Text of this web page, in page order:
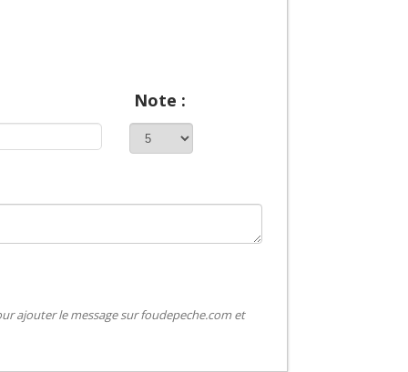
Note :
ajouter le message sur foudepeche.com et